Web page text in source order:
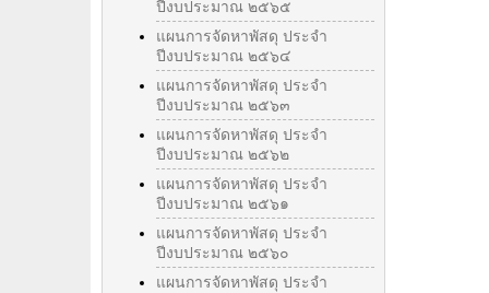
ปีงบประมาณ ๒๕๖๕
แผนการจัดหาพัสดุ ประจำ
ปีงบประมาณ ๒๕๖๔
แผนการจัดหาพัสดุ ประจำ
ปีงบประมาณ ๒๕๖๓
แผนการจัดหาพัสดุ ประจำ
ปีงบประมาณ ๒๕๖๒
แผนการจัดหาพัสดุ ประจำ
ปีงบประมาณ ๒๕๖๑
แผนการจัดหาพัสดุ ประจำ
ปีงบประมาณ ๒๕๖๐
แผนการจัดหาพัสดุ ประจำ